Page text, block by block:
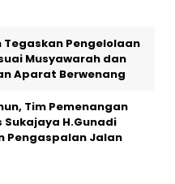
Tegaskan Pengelolaan
Musyawarah dan
Aparat Berwenang
Tim Pemenangan
Sukajaya H.Gunadi
Pengaspalan Jalan